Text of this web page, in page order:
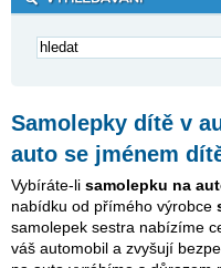
Samolepky dítě v
auto se jménem
Vybíráte-li samolepku na
nabídku od přímého výrobce
samolepek sestra nabízíme
váš automobil a zvyšují